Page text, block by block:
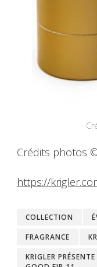
Crédits photos
https://
COLLECTION
FRAGRANCE
KRIGLER